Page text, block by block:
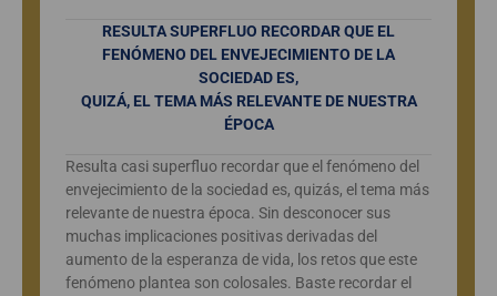
RESULTA SUPERFLUO RECORDAR QUE EL
FENÓMENO DEL ENVEJECIMIENTO DE LA
SOCIEDAD ES,
QUIZÁ, EL TEMA MÁS RELEVANTE DE NUESTRA
ÉPOCA
Resulta casi superfluo recordar que el fenómeno del
envejecimiento de la sociedad es, quizás, el tema más
relevante de nuestra época. Sin desconocer sus
muchas implicaciones positivas derivadas del
aumento de la esperanza de vida, los retos que este
fenómeno plantea son colosales. Baste recordar el